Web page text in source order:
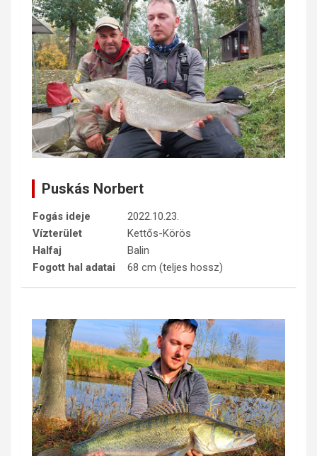
Puskás Norbert
Fogás ideje
2022.10.23.
Vízterület
Kettős-Körös
Halfaj
Balin
Fogott hal adatai
68 cm (teljes hossz)